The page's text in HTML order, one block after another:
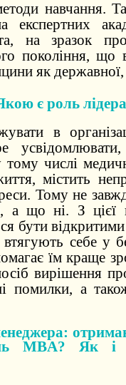
навчання.
експертних
на зразок
покоління, що
як
є роль лідера
в
числі
містить
Тому не
а що ні. З цієї
бути
себе у
їм краще
вирішення
помилки, а
MBA? Як і